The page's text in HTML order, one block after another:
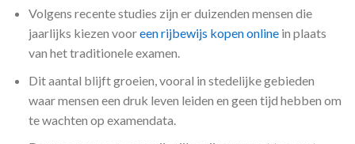
Volgens recente studies zijn er duizenden mensen die
jaarlijks kiezen vooreen rijbewijs kopen onlinein plaats
van het traditionele examen.
Dit aantal blijft groeien, vooral in stedelijke gebieden
waar mensen een druk leven leiden en geen tijd hebben om
te wachten op examendata.